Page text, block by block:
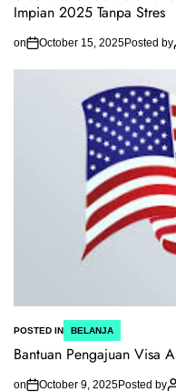
Impian 2025 Tanpa Stres
on October 15, 2025Posted by
POSTED IN BELANJA
Bantuan Pengajuan Visa
on October 9, 2025Posted by